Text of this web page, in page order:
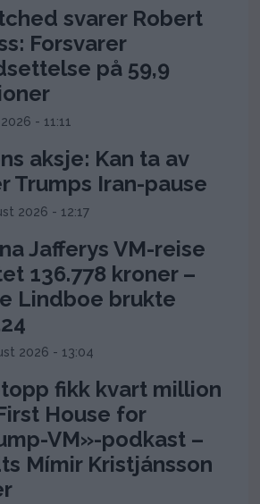
svarer Robert
Forsvarer
på 59,9
- 11:11
aksje: Kan ta av
Trumps Iran-pause
2026 - 12:17
Jafferys VM-reise
136.778 kroner –
Lindboe brukte
2026 - 13:04
fikk kvart million
House for
VM»-podkast –
Mímir Kristjánsson